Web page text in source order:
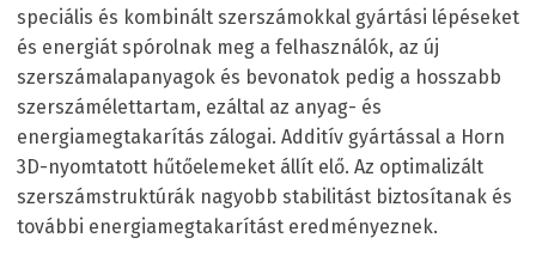
speciális és kombinált szerszámokkal gyártási lépéseket
és energiát spórolnak meg a felhasználók, az új
szerszámalapanyagok és bevonatok pedig a hosszabb
szerszámélettartam, ezáltal az anyag- és
energiamegtakarítás zálogai. Additív gyártással a Horn
3D-nyomtatott hűtőelemeket állít elő. Az optimalizált
szerszámstruktúrák nagyobb stabilitást biztosítanak és
további energiamegtakarítást eredményeznek.